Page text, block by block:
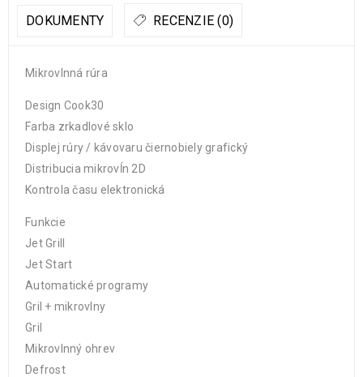
DOKUMENTY RECENZIE (0)
Mikrovlnná rúra
Design Cook30
Farba zrkadlové sklo
Displej rúry / kávovaru čiernobiely grafický
Distribucia mikrovĺn 2D
Kontrola času elektronická
Funkcie
Jet Grill
Jet Start
Automatické programy
Gril + mikrovlny
Gril
Mikrovlnný ohrev
Defrost